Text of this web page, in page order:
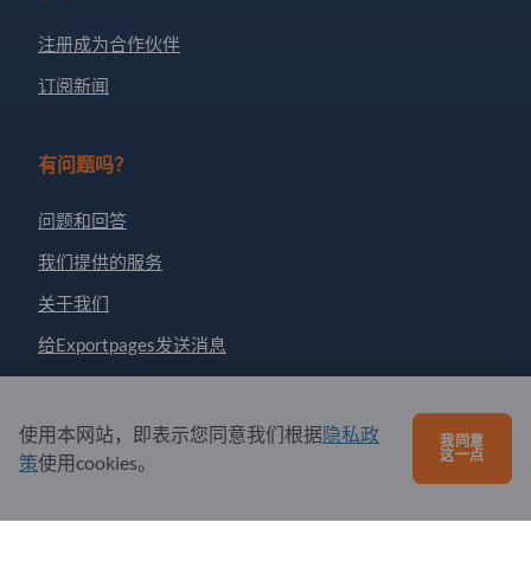
注册成为合作伙伴
订阅新闻
有问题吗？
问题和回答
我们提供的服务
关于我们
给Exportpages发送消息
Exportpages International Network
Exportpages International GmbH
76307 Karlsbad
使用本网站，即表示您同意我们根据隐私政
策使用cookies。
我同意
这一点